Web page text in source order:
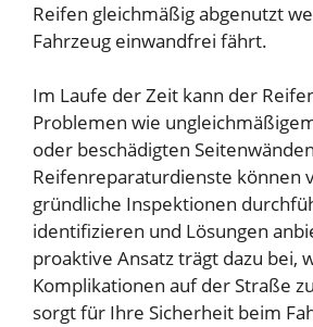
Reifen gleichmäßig abgenutzt
Fahrzeug einwandfrei fährt.
Im Laufe der Zeit kann der
Problemen wie
oder beschädigten
Reifenreparaturdienste können
gründliche Inspektionen
identifizieren und Lösungen
proaktive Ansatz trägt dazu bei,
Komplikationen auf der Straße
sorgt für Ihre Sicherheit beim